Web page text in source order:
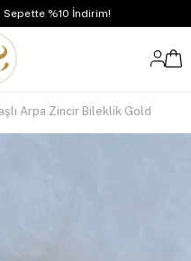
%10 İndirim!
Arpa Zincir Bileklik Gold